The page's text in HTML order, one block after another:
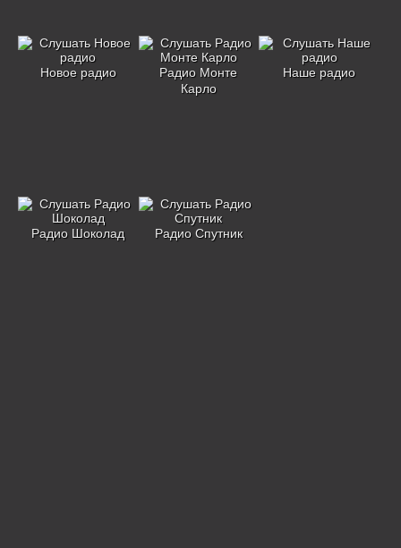
Новое радио
Радио Монте
Карло
Наше радио
Радио Шоколад Радио Спутник